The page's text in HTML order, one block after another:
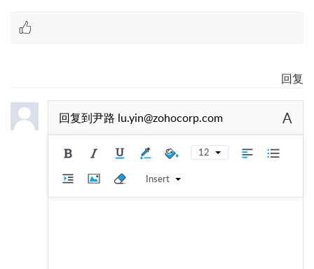
回复
回复到尹路 lu.yin@zohocorp.com A
12
Insert